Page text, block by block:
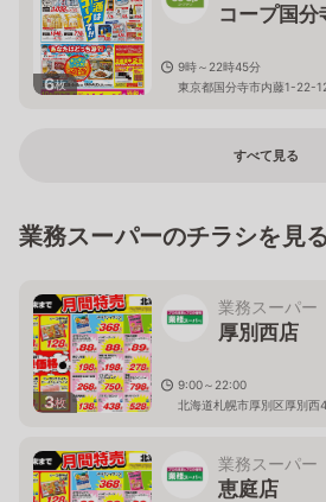
6枚
コープ国分
9時～22時45分
東京都国分寺市内藤1-22-
すべて見る
業務スーパーのチラシを見る
3枚
業務スーパー
厚別西店
9:00～22:00
北海道札幌市厚別区厚別
業務スーパー
恵庭店